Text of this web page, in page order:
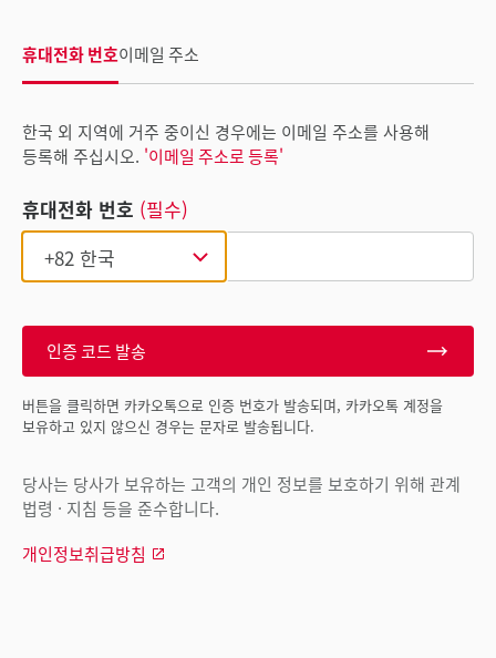
휴대전화 번호이메일 주소
한국 외 지역에 거주 중이신 경우에는 이메일 주소를 사용해
등록해 주십시오. '이메일 주소로 등록'
휴대전화 번호 (필수)
인증 코드 발송
버튼을 클릭하면 카카오톡으로 인증 번호가 발송되며, 카카오톡 계정을
보유하고 있지 않으신 경우는 문자로 발송됩니다.
당사는 당사가 보유하는 고객의 개인 정보를 보호하기 위해 관계
법령 · 지침 등을 준수합니다.
개인정보취급방침